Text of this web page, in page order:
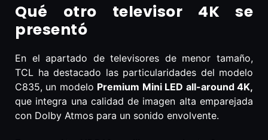
Qué otro televisor 4K se
presentó
En el apartado de televisores de menor tamaño,
TCL ha destacado las particularidades del modelo
C835, un modelo Premium Mini LED all-around 4K,
que integra una calidad de imagen alta emparejada
con Dolby Atmos para un sonido envolvente.